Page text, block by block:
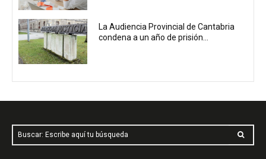
La Audiencia Provincial de Cantabria
condena a un año de prisión...
Buscar: Escribe aquí tu búsqueda